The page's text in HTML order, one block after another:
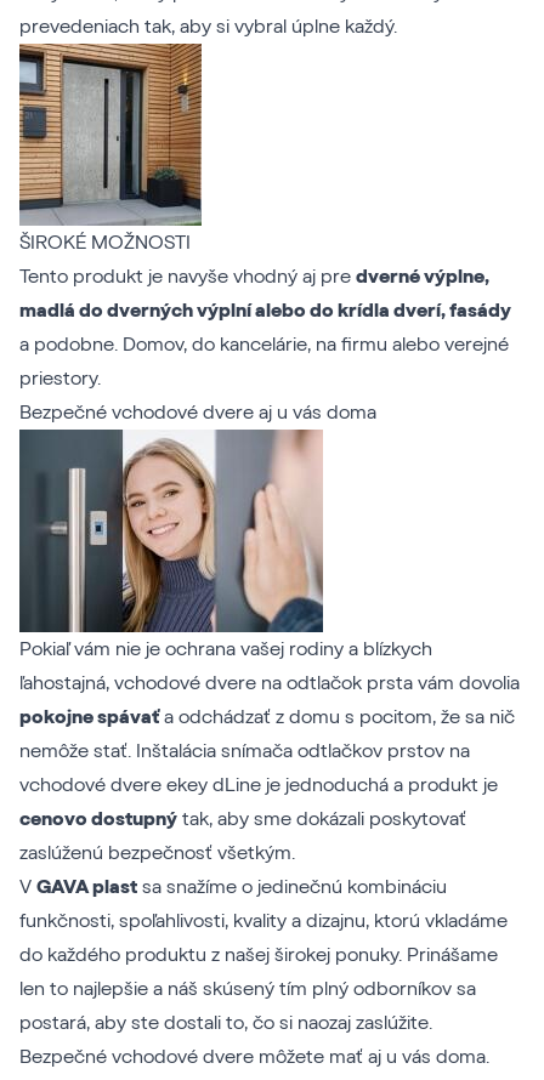
prevedeniach tak, aby si vybral úplne každý.
ŠIROKÉ MOŽNOSTI
Tento produkt je navyše vhodný aj pre dverné výplne,
madlá do dverných výplní alebo do krídla dverí, fasády
a podobne. Domov, do kancelárie, na firmu alebo verejné
priestory.
Bezpečné vchodové dvere aj u vás doma
Pokiaľ vám nie je ochrana vašej rodiny a blízkych
ľahostajná, vchodové dvere na odtlačok prsta vám dovolia
pokojne spávaťa odchádzať z domu s pocitom, že sa nič
nemôže stať. Inštalácia snímača odtlačkov prstov na
vchodové dvere ekey dLine je jednoduchá a produkt je
cenovo dostupný tak, aby sme dokázali poskytovať
zaslúženú bezpečnosť všetkým.
V GAVA plast sa snažíme o jedinečnú kombináciu
funkčnosti, spoľahlivosti, kvality a dizajnu, ktorú vkladáme
do každého produktu z našej širokej ponuky. Prinášame
len to najlepšie a náš skúsený tím plný odborníkov sa
postará, aby ste dostali to, čo si naozaj zaslúžite.
Bezpečné vchodové dvere môžete mať aj u vás doma.